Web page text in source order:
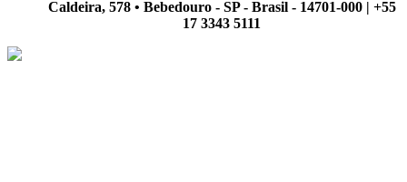
Caldeira, 578 • Bebedouro - SP - Brasil - 14701-000 | +55
17 3343 5111